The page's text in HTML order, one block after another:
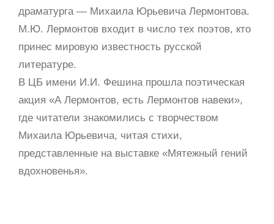
драматурга — Михаила Юрьевича Лермонтова.
М.Ю. Лермонтов входит в число тех поэтов, кто
принес мировую известность русской
литературе.
В ЦБ имени И.И. Фешина прошла поэтическая
акция «А Лермонтов, есть Лермонтов навеки»,
где читатели знакомились с творчеством
Михаила Юрьевича, читая стихи,
представленные на выставке «Мятежный гений
вдохновенья».